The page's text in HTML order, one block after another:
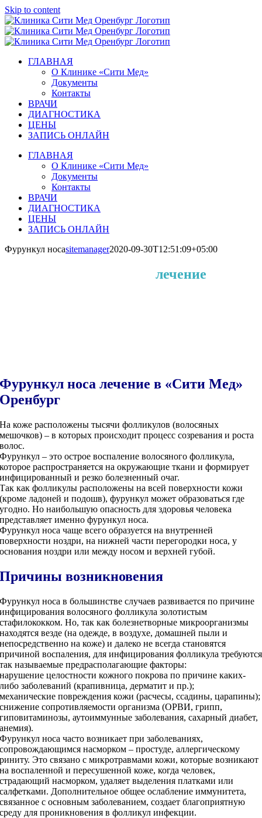
Skip to content
ГЛАВНАЯ
О Клинике «Сити Мед»
Документы
Контакты
ВРАЧИ
ДИАГНОСТИКА
ЦЕНЫ
ЗАПИСЬ ОНЛАЙН
ГЛАВНАЯ
О Клинике «Сити Мед»
Документы
Контакты
ВРАЧИ
ДИАГНОСТИКА
ЦЕНЫ
ЗАПИСЬ ОНЛАЙН
Фурункул носаsitemanager2020-09-30T12:51:09+05:00
лечение
Фурункул носа лечение в «Сити Мед»
Оренбург
На коже расположены тысячи фолликулов (волосяных
мешочков) – в которых происходит процесс созревания и роста
волос.
Фурункул – это острое воспаление волосяного фолликула,
которое распространяется на окружающие ткани и формирует
инфицированный и резко болезненный очаг.
Так как фолликулы расположены на всей поверхности кожи
(кроме ладоней и подошв), фурункул может образоваться где
угодно. Но наибольшую опасность для здоровья человека
представляет именно фурункул носа.
Фурункул носа чаще всего образуется на внутренней
поверхности ноздри, на нижней части перегородки носа, у
основания ноздри или между носом и верхней губой.
Причины возникновения
Фурункул носа в большинстве случаев развивается по причине
инфицирования волосяного фолликула золотистым
стафилококком. Но, так как болезнетворные микроорганизмы
находятся везде (на одежде, в воздухе, домашней пыли и
непосредственно на коже) и далеко не всегда становятся
причиной воспаления, для инфицирования фолликула требуются
так называемые предрасполагающие факторы:
нарушение целостности кожного покрова по причине каких-
либо заболеваний (крапивница, дерматит и пр.);
механические повреждения кожи (расчесы, ссадины, царапины);
снижение сопротивляемости организма (ОРВИ, грипп,
гиповитаминозы, аутоиммунные заболевания, сахарный диабет,
анемия).
Фурункул носа часто возникает при заболеваниях,
сопровождающимся насморком – простуде, аллергическому
риниту. Это связано с микротравмами кожи, которые возникают
на воспаленной и пересушенной коже, когда человек,
страдающий насморком, удаляет выделения платками или
салфетками. Дополнительное общее ослабление иммунитета,
связанное с основным заболеванием, создает благоприятную
среду для проникновения в фолликул инфекции.